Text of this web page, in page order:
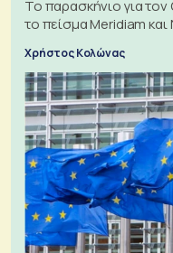
Το παρασκήνιο για
το πείσμα Meridiam
Χρήστος Κολώνας